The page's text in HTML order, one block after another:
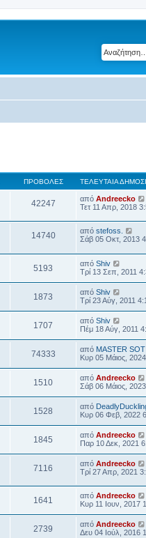
ΠΡΟΒΟΛΈΣ ΤΕΛΕΥΤΑΊΑ
42247 από Andreecko
Τετ 11 Απρ, 2018
14740 από stefoss.
Σάβ 05 Οκτ, 2013
5193 από Shiv
Τρί 13 Σεπ, 2011
1873 από Shiv
Τρί 23 Αύγ, 2011
1707 από Shiv
Πέμ 18 Αύγ, 2011
74333 από MASTER SOT
Κυρ 05 Μάιος,
1510 από Andreecko
Σάβ 06 Μάιος,
1528 από
Κυρ 06 Φεβ, 2022
1845 από Andreecko
Παρ 10 Δεκ, 2021
7116 από Andreecko
Τρί 27 Απρ, 2021
1641 από Andreecko
Κυρ 11 Ιουν, 2017
2739 από Andreecko
Δευ 04 Ιούλ, 2016